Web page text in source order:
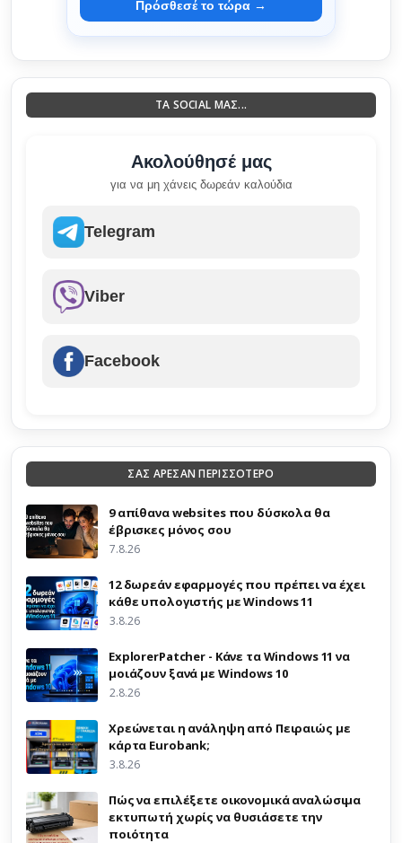
Πρόσθεσέ το τώρα →
ΤΑ SOCIAL ΜΑΣ...
Ακολούθησέ μας
για να μη χάνεις δωρεάν καλούδια
Telegram
Viber
Facebook
ΣΑΣ ΑΡΕΣΑΝ ΠΕΡΙΣΣΟΤΕΡΟ
9 απίθανα websites που δύσκολα θα
έβρισκες μόνος σου
7.8.26
12 δωρεάν εφαρμογές που πρέπει να έχει
κάθε υπολογιστής με Windows 11
3.8.26
ExplorerPatcher - Κάνε τα Windows 11 να
μοιάζουν ξανά με Windows 10
2.8.26
Χρεώνεται η ανάληψη από Πειραιώς με
κάρτα Eurobank;
3.8.26
Πώς να επιλέξετε οικονομικά αναλώσιμα
εκτυπωτή χωρίς να θυσιάσετε την
ποιότητα